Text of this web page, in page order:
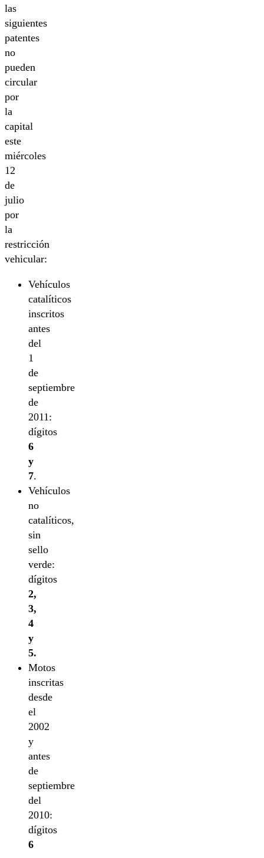
las
siguientes
patentes
no
pueden
circular
por
la
capital
este
miércoles
12
de
julio
por
la
restricción
vehicular:
Vehículos
catalíticos
inscritos
antes
del
1
de
septiembre
de
2011:
dígitos
6
y
7.
Vehículos
no
catalíticos,
sin
sello
verde:
dígitos
2,
3,
4
y
5.
Motos
inscritas
desde
el
2002
y
antes
de
septiembre
del
2010:
dígitos
6